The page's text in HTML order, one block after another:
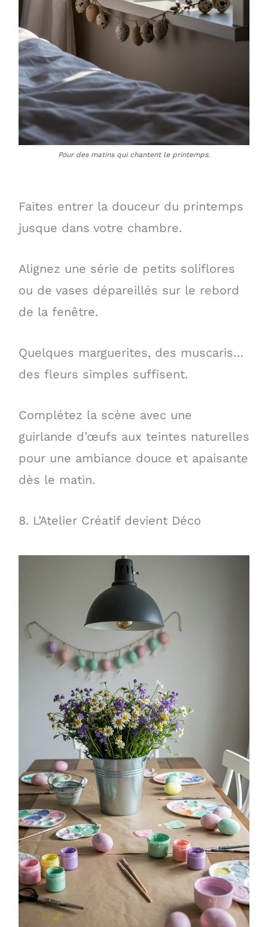
Pour des matins qui chantent le printemps.
Faites entrer la douceur du printemps
jusque dans votre chambre.
Alignez une série de petits soliflores
ou de vases dépareillés sur le rebord
de la fenêtre.
Quelques marguerites, des muscaris…
des fleurs simples suffisent.
Complétez la scène avec une
guirlande d’œufs aux teintes naturelles
pour une ambiance douce et apaisante
dès le matin.
8. L’Atelier Créatif devient Déco